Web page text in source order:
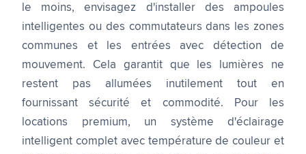
le moins, envisagez d'installer des ampoules
intelligentes ou des commutateurs dans les zones
communes et les entrées avec détection de
mouvement. Cela garantit que les lumières ne
restent pas allumées inutilement tout en
fournissant sécurité et commodité. Pour les
locations premium, un système d'éclairage
intelligent complet avec température de couleur et